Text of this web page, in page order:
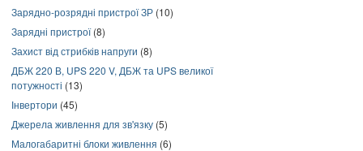
Зарядно-розрядні пристрої ЗР (10)
Зарядні пристрої(8)
Захист від стрибків напруги (8)
ДБЖ 220 В, UPS 220 V, ДБЖ та UPS великої
потужності (13)
Інвертори (45)
Джерела живлення для зв'язку (5)
Малогабаритні блоки живлення (6)